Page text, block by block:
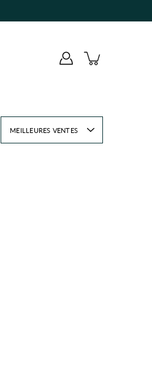
MEILLEURES VENTES